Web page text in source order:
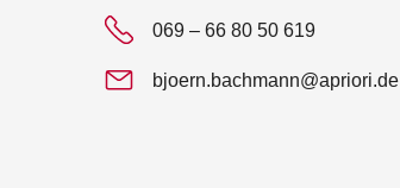
069 – 66 80 50 619
bjoern.bachmann@apriori.de